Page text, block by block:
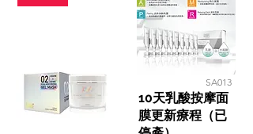
10天乳酸按摩面
膜更新療程（已
SA013